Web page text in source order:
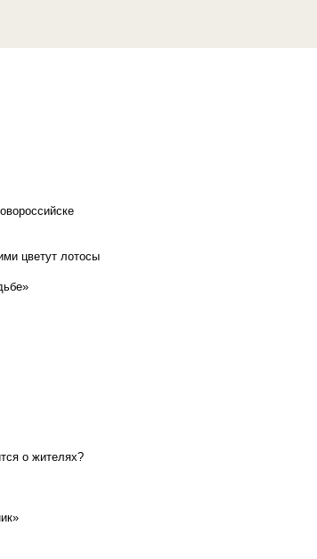
цветут лотосы
о жителях?